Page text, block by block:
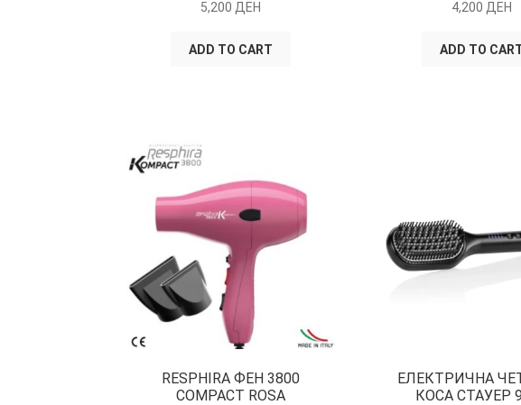
5,200 ДЕН
ADD TO CART
4,200 ДЕН
ADD TO
RESPHIRA ФЕН 3800
COMPACT ROSA
ЕЛЕКТРИЧНА
КОСА СТАУЕР